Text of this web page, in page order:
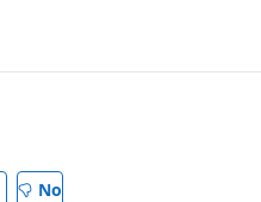
No